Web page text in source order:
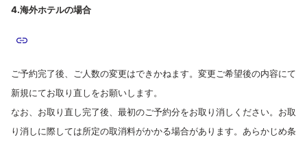
4.海外ホテルの場合
ご予約完了後、ご人数の変更はできかねます。変更ご希望後の内容にて
新規にてお取り直しをお願いします。
なお、お取り直し完了後、最初のご予約分をお取り消しください。お取
り消しに際しては所定の取消料がかかる場合があります。あらかじめ条